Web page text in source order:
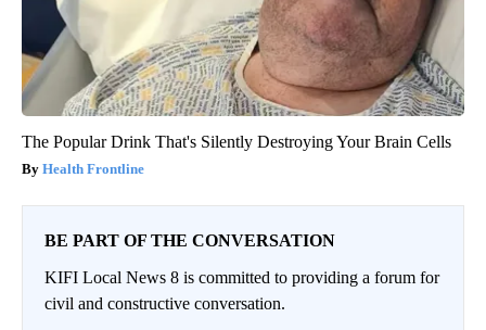
The Popular Drink That's Silently Destroying Your Brain Cells
Health Frontline
BE PART OF THE CONVERSATION
KIFI Local News 8 is committed to providing a forum for
civil and constructive conversation.